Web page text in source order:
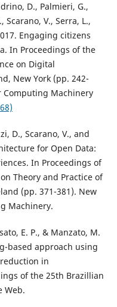
D., Palmieri, G.,
Scarano, V., Serra, L.,
Engaging citizens
In Proceedings of the
on Digital
New York (pp. 242-
Computing Machinery
D., Scarano, V., and
for Open Data:
In Proceedings of
Theory and Practice of
(pp. 371-381). New
Machinery.
E. P., & Manzato, M.
based approach using
in
of the 25th Brazillian
Web.